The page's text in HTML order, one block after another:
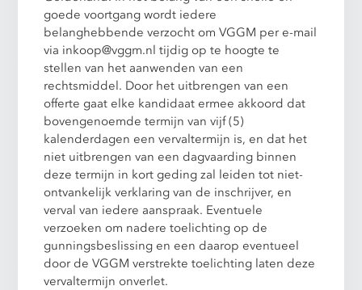
goede voortgang wordt iedere
belanghebbende verzocht om VGGM per e-mail
via inkoop@vggm.nl tijdig op te hoogte te
stellen van het aanwenden van een
rechtsmiddel. Door het uitbrengen van een
offerte gaat elke kandidaat ermee akkoord dat
bovengenoemde termijn van vijf (5)
kalenderdagen een vervaltermijn is, en dat het
niet uitbrengen van een dagvaarding binnen
deze termijn in kort geding zal leiden tot niet-
ontvankelijk verklaring van de inschrijver, en
verval van iedere aanspraak. Eventuele
verzoeken om nadere toelichting op de
gunningsbeslissing en een daarop eventueel
door de VGGM verstrekte toelichting laten deze
vervaltermijn onverlet.